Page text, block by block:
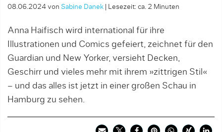
08.06.2024 von Sabine Danek Lesezeit: ca. 2 Minuten
Anna Haifisch wird international für ihre
Illustrationen und Comics gefeiert, zeichnet für den
Guardian und New Yorker, versieht Decken,
Geschirr und vieles mehr mit ihrem »zittrigen Stil«
– und das alles ist jetzt in einer großen Schau in
Hamburg zu sehen.